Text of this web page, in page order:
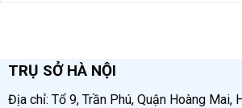
cho ghế nha khoa, súng vệ
súng phun cát,…
TRỤ SỞ HÀ NỘI
Địa chỉ: Tổ 9, Trần Phú, Quận Hoàng Mai,